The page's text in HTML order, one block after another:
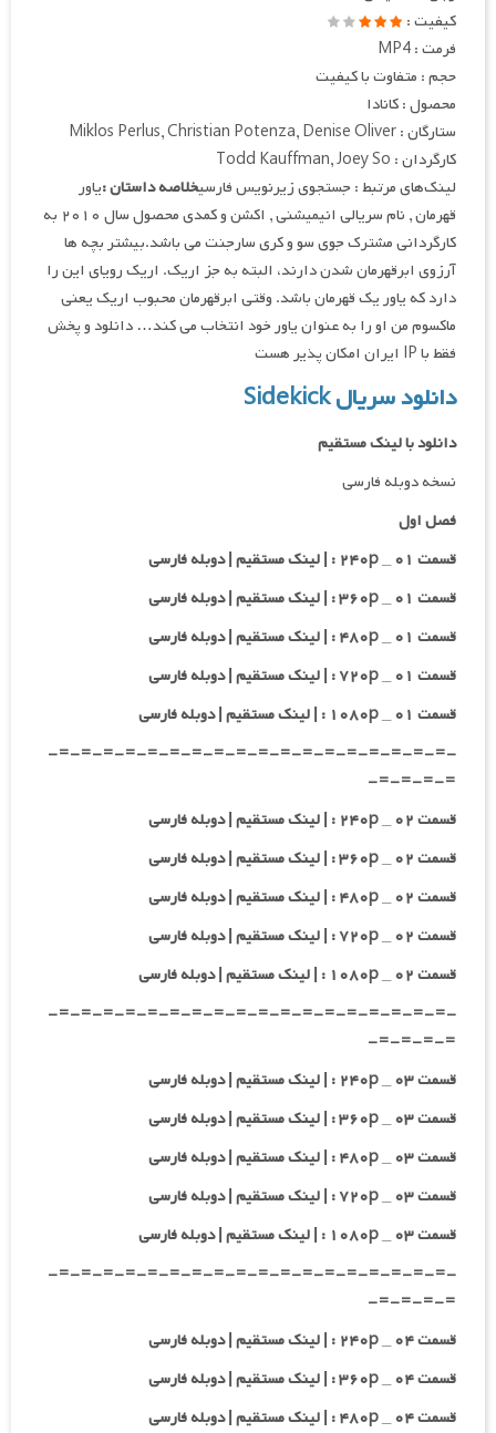
کیفیت :
فرمت : MP4
حجم : متفاوت با کیفیت
محصول : کانادا
ستارگان : Miklos Perlus, Christian Potenza, Denise Oliver
کارگردان : Todd Kauffman, Joey So
لینک‌های مرتبط : جستجوی زیرنویس فارسیخلاصه داستان :یاور
قهرمان , نام سریالی انیمیشنی , اکشن و کمدی محصول سال ۲۰۱۰ به
کارگردانی مشترک جوی سو و کری سارجنت می باشد.بیشتر بچه ها
آرزوی ابرقهرمان شدن دارند، البته به جز اریک. اریک رویای این را
دارد که یاور یک قهرمان باشد. وقتی ابرقهرمان محبوب اریک یعنی
ماکسوم من او را به عنوان یاور خود انتخاب می کند… دانلود و پخش
فقط با IP ایران امکان پذیر هست
دانلود سریال Sidekick
دانلود با لینک مستقیم
نسخه دوبله فارسی
فصل اول
قسمت ۰۱ _ ۲۴۰p : | لینک مستقیم | دوبله فارسی
قسمت ۰۱ _ ۳۶۰p : | لینک مستقیم | دوبله فارسی
قسمت ۰۱ _ ۴۸۰p : | لینک مستقیم | دوبله فارسی
قسمت ۰۱ _ ۷۲۰p : | لینک مستقیم | دوبله فارسی
قسمت ۰۱ _ ۱۰۸۰p : | لینک مستقیم | دوبله فارسی
-=-=-=-=-=-=-=-=-=-=-=-=-=-=-=-=-=-=-
=-=-=-=-
قسمت ۰۲ _ ۲۴۰p : | لینک مستقیم | دوبله فارسی
قسمت ۰۲ _ ۳۶۰p : | لینک مستقیم | دوبله فارسی
قسمت ۰۲ _ ۴۸۰p : | لینک مستقیم | دوبله فارسی
قسمت ۰۲ _ ۷۲۰p : | لینک مستقیم | دوبله فارسی
قسمت ۰۲ _ ۱۰۸۰p : | لینک مستقیم | دوبله فارسی
-=-=-=-=-=-=-=-=-=-=-=-=-=-=-=-=-=-=-
=-=-=-=-
قسمت ۰۳ _ ۲۴۰p : | لینک مستقیم | دوبله فارسی
قسمت ۰۳ _ ۳۶۰p : | لینک مستقیم | دوبله فارسی
قسمت ۰۳ _ ۴۸۰p : | لینک مستقیم | دوبله فارسی
قسمت ۰۳ _ ۷۲۰p : | لینک مستقیم | دوبله فارسی
قسمت ۰۳ _ ۱۰۸۰p : | لینک مستقیم | دوبله فارسی
-=-=-=-=-=-=-=-=-=-=-=-=-=-=-=-=-=-=-
=-=-=-=-
قسمت ۰۴ _ ۲۴۰p : | لینک مستقیم | دوبله فارسی
قسمت ۰۴ _ ۳۶۰p : | لینک مستقیم | دوبله فارسی
قسمت ۰۴ _ ۴۸۰p : | لینک مستقیم | دوبله فارسی